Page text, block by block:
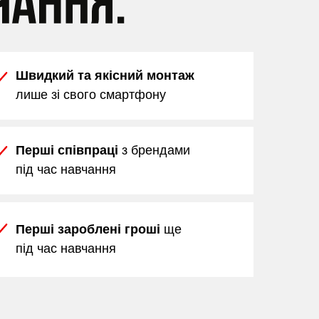
Швидкий та якісний монтаж
лише зі свого смартфону
Перші зароблені гроші ще
під час навчання
Перші співпраці з брендами
під час навчання